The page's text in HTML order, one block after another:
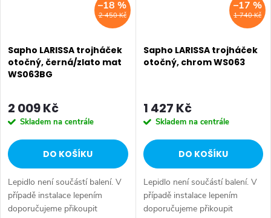
2 450 Kč
–18 %
Sapho LARISSA trojháček
otočný, černá/zlato mat
WS063BG
2 009 Kč
Skladem na centrále
DO KOŠÍKU
Lepidlo není součástí balení. V
případě instalace lepením
doporučujeme přikoupit
1 740 Kč
–17 %
Sapho LARISSA trojháček
otočný, chrom WS063
1 427 Kč
Skladem na centrále
DO KOŠÍKU
Lepidlo není součástí balení. V
případě instalace lepením
doporučujeme přikoupit